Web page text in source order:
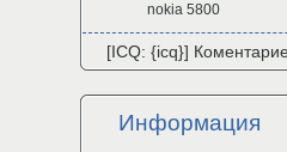
nokia 5800
[ICQ: {icq}]
Информация